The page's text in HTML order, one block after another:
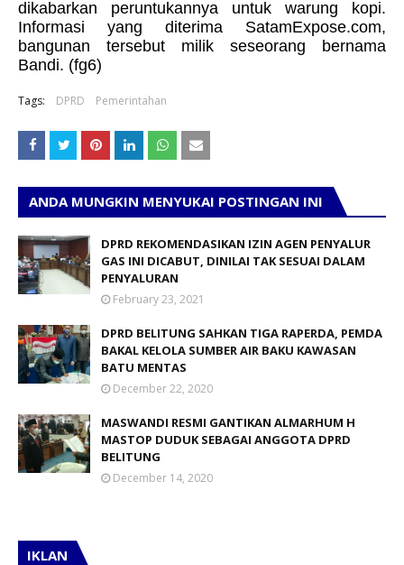
dikabarkan peruntukannya untuk warung kopi.
Informasi yang diterima SatamExpose.com,
bangunan tersebut milik seseorang bernama
Bandi. (fg6)
Tags: DPRD Pemerintahan
ANDA MUNGKIN MENYUKAI POSTINGAN INI
DPRD REKOMENDASIKAN IZIN AGEN PENYALUR
GAS INI DICABUT, DINILAI TAK SESUAI DALAM
PENYALURAN
February 23, 2021
DPRD BELITUNG SAHKAN TIGA RAPERDA, PEMDA
BAKAL KELOLA SUMBER AIR BAKU KAWASAN
BATU MENTAS
December 22, 2020
MASWANDI RESMI GANTIKAN ALMARHUM H
MASTOP DUDUK SEBAGAI ANGGOTA DPRD
BELITUNG
December 14, 2020
IKLAN